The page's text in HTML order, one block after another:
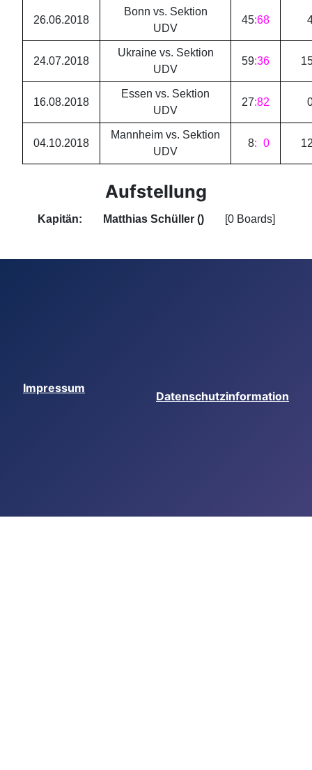
26.06.2018
Bonn vs. Sektion
UDV
45:68
24.07.2018
Ukraine vs. Sektion
UDV
59:36
16.08.2018
Essen vs. Sektion
UDV
27:82
04.10.2018
Mannheim vs. Sektion
UDV
8: 0
Aufstellung
Kapitän: Matthias Schüller () [0 Boards]
Impressum
Datenschutzinformation